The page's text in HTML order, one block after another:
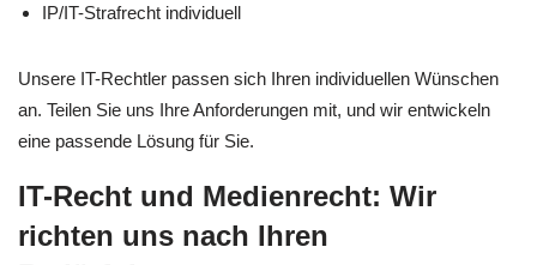
IP/IT-Strafrecht individuell
Unsere IT-Rechtler passen sich Ihren individuellen Wünschen
an. Teilen Sie uns Ihre Anforderungen mit, und wir entwickeln
eine passende Lösung für Sie.
IT-Recht und Medienrecht: Wir
richten uns nach Ihren